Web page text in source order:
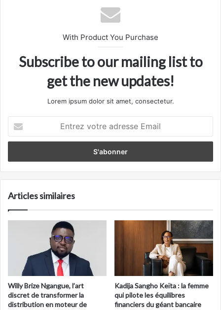
With Product You Purchase
Subscribe to our mailing list to
get the new updates!
Lorem ipsum dolor sit amet, consectetur.
votre
adresse
Articles similaires
Willy Brize Ngangue, l’art
discret de transformer la
distribution en moteur de
Kadija Sangho Keïta : la femme
qui pilote les équilibres
financiers du géant bancaire